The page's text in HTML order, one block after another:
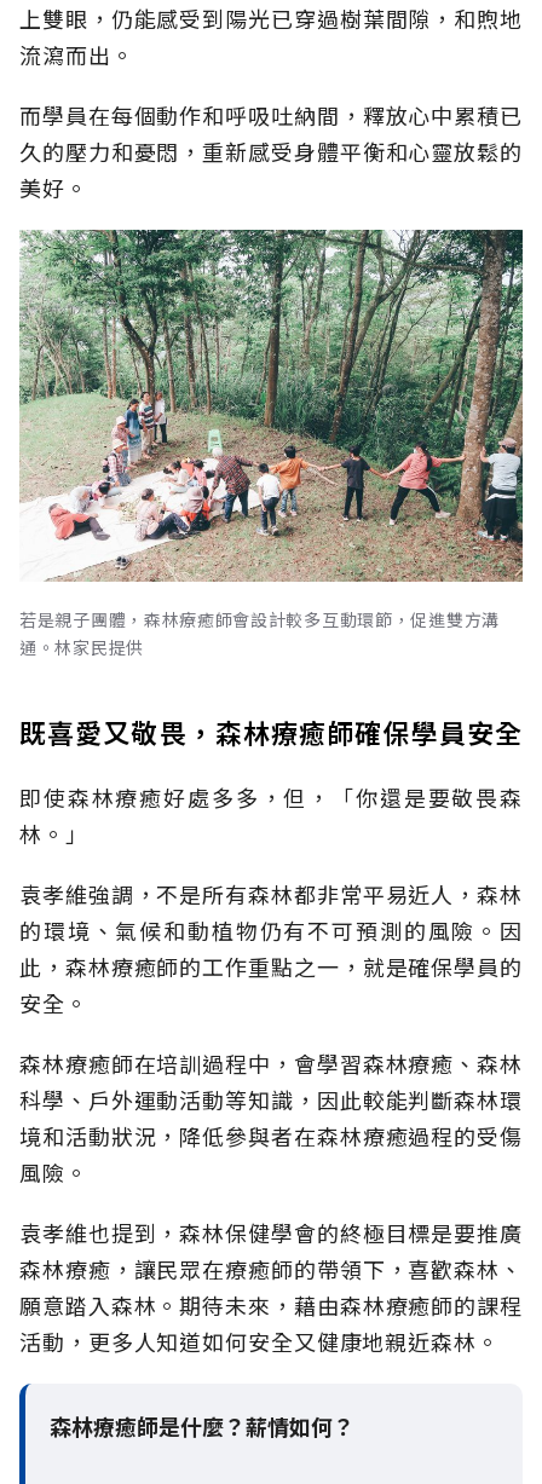
上雙眼，仍能感受到陽光已穿過樹葉間隙，和煦地
流瀉而出。
而學員在每個動作和呼吸吐納間，釋放心中累積已
久的壓力和憂悶，重新感受身體平衡和心靈放鬆的
美好。
若是親子團體，森林療癒師會設計較多互動環節，促進雙方溝
通。林家民提供
既喜愛又敬畏，森林療癒師確保學員安全
即使森林療癒好處多多，但，「你還是要敬畏森
林。」
袁孝維強調，不是所有森林都非常平易近人，森林
的環境、氣候和動植物仍有不可預測的風險。因
此，森林療癒師的工作重點之一，就是確保學員的
安全。
森林療癒師在培訓過程中，會學習森林療癒、森林
科學、戶外運動活動等知識，因此較能判斷森林環
境和活動狀況，降低參與者在森林療癒過程的受傷
風險。
袁孝維也提到，森林保健學會的終極目標是要推廣
森林療癒，讓民眾在療癒師的帶領下，喜歡森林、
願意踏入森林。期待未來，藉由森林療癒師的課程
活動，更多人知道如何安全又健康地親近森林。
森林療癒師是什麼？薪情如何？